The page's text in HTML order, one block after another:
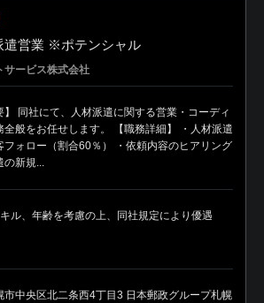
遣営業 ※ポテンシャル
サービス株式会社
】 同社にて、人材派遣に関する営業・コーディ
全般をお任せします。 【職務詳細】 ・人材派遣
フォロー（割合60％） ・依頼内容のヒアリング
の新規...
ル、年齢を考慮の上、同社規定により優遇
市中央区北二条西4丁目3 日本郵政グループ札幌